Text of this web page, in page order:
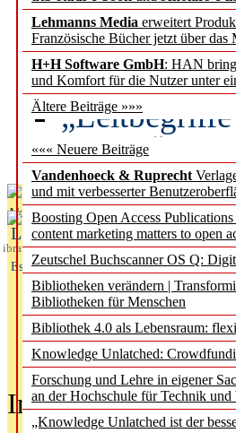
Lehmanns Media erweitert
Französische Bücher jetzt über
H+H Software GmbH: HAN
und Komfort für die Nutzer unter
Ältere Beiträge »»»
««« Neuere Beiträge
Vandenhoeck & Ruprecht
und mit verbesserter
Boosting Open Access
content marketing matters to open
Zeutschel Buchscanner OS Q:
Bibliotheken verändern |
Bibliotheken für Menschen
Bibliothek 4.0 als Lebensraum:
Knowledge Unlatched:
Forschung und Lehre in eigener
an der Hochschule für Technik
„Knowledge Unlatched ist der
Künstliche
besser zu
des BIÖG
Aktuelles aus
L
ibrary
Essentials
In der Ausgabe06/